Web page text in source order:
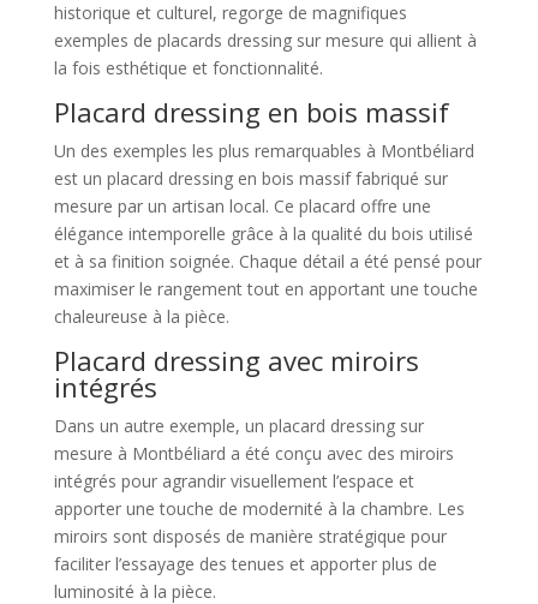
historique et culturel, regorge de magnifiques
exemples de placards dressing sur mesure qui allient à
la fois esthétique et fonctionnalité.
Placard dressing en bois massif
Un des exemples les plus remarquables à Montbéliard
est un placard dressing en bois massif fabriqué sur
mesure par un artisan local. Ce placard offre une
élégance intemporelle grâce à la qualité du bois utilisé
et à sa finition soignée. Chaque détail a été pensé pour
maximiser le rangement tout en apportant une touche
chaleureuse à la pièce.
Placard dressing avec miroirs
intégrés
Dans un autre exemple, un placard dressing sur
mesure à Montbéliard a été conçu avec des miroirs
intégrés pour agrandir visuellement l’espace et
apporter une touche de modernité à la chambre. Les
miroirs sont disposés de manière stratégique pour
faciliter l’essayage des tenues et apporter plus de
luminosité à la pièce.